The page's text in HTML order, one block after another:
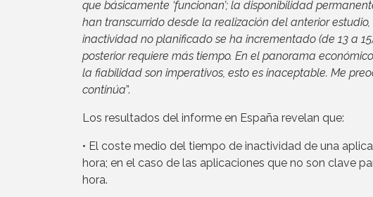
que básicamente ‘funcionan’; la disponibilidad
han transcurrido desde la realización del anterior
inactividad no planificado se ha incrementado (de 13 a
posterior requiere más tiempo. En el panorama
la fiabilidad son imperativos, esto es inaceptable. Me
continúa”.
Los resultados del informe en España revelan que:
• El coste medio del tiempo de inactividad de una
hora; en el caso de las aplicaciones que no son clave
hora.